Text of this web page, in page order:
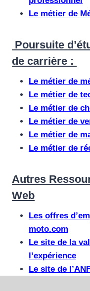
Le métier de
Poursuite
de carrière : ​
Le métier de
Le métier de
Le métier de
Le métier de
Le métier de
Le métier de
Autres
Web​
Les offres
moto.com
Le site de la
l’expérience
Le site de